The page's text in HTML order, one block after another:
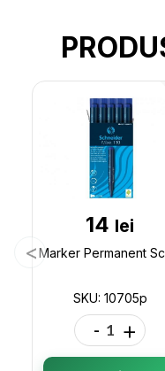
14 lei
SKU: 10705p
- +